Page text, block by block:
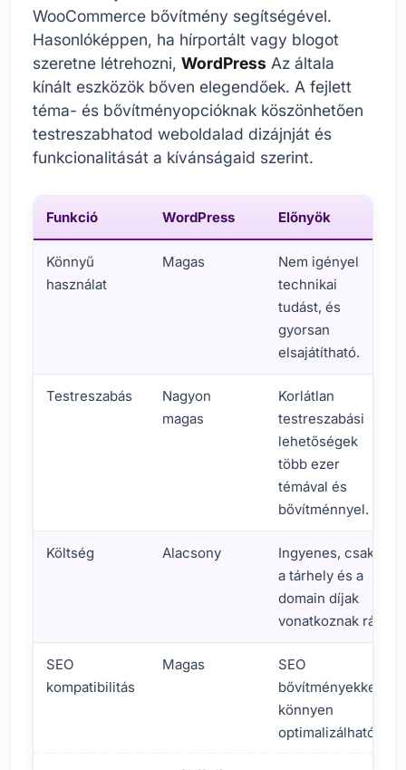
WooCommerce bővítmény segítségével.
Hasonlóképpen, ha hírportált vagy blogot
szeretne létrehozni, WordPress Az általa
kínált eszközök bőven elegendőek. A fejlett
téma- és bővítményopcióknak köszönhetően
testreszabhatod weboldalad dizájnját és
funkcionalitását a kívánságaid szerint.
Funkció WordPress Előnyök
Könnyű
használat
Magas
Nem igényel
technikai
tudást, és
gyorsan
elsajátítható.
Testreszabás
Nagyon
magas
Korlátlan
testreszabási
lehetőségek
több ezer
témával és
bővítménnyel.
Költség Alacsony
Ingyenes, csak
a tárhely és a
domain díjak
vonatkoznak rá.
SEO
kompatibilitás
Magas
SEO
bővítményekkel
könnyen
optimalizálható.